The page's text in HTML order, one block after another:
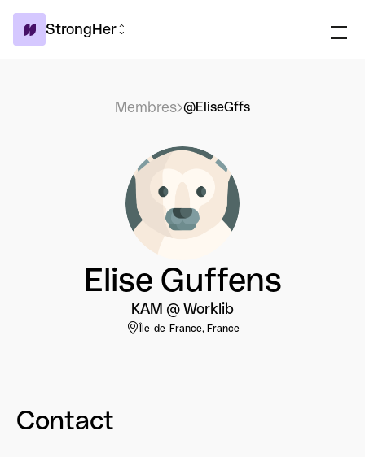
StrongHer
Membres @EliseGffs
Elise Guffens
KAM @ Worklib
Île-de-France, France
Contact